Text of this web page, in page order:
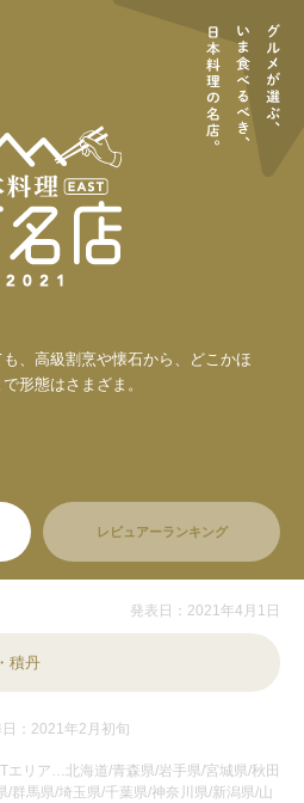
、高級割烹や懐石から、どこかほ
形態はさまざま。
レビュアーランキング
発表日：2021年4月1日
積丹
：2021年2月初旬
リア…北海道/青森県/岩手県/宮城県/秋田
/群馬県/埼玉県/千葉県/神奈川県/新潟県/山